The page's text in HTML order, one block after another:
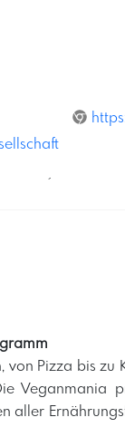
´
Pizza bis
Veganmania
aller